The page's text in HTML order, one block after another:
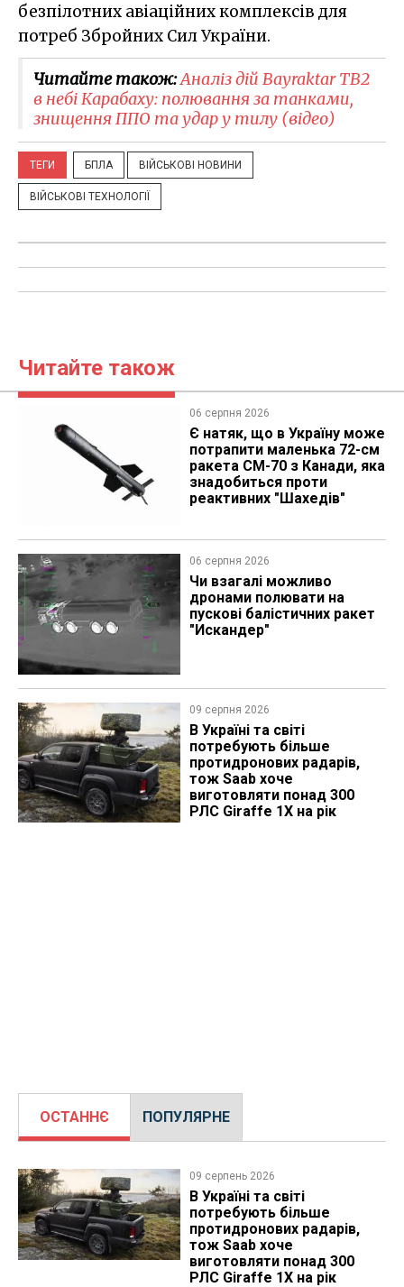
безпілотних авіаційних комплексів для
потреб Збройних Сил України.
Читайте також:Аналіз дій Bayraktar TB2
в небі Карабаху: полювання за танками,
знищення ППО та удар у тилу (відео)
ТЕГИ БПЛА ВІЙСЬКОВІ НОВИНИ
ВІЙСЬКОВІ ТЕХНОЛОГІЇ
Читайте також
06 серпня 2026
Є натяк, що в Україну може
потрапити маленька 72-см
ракета CM-70 з Канади, яка
знадобиться проти
реактивних "Шахедів"
06 серпня 2026
Чи взагалі можливо
дронами полювати на
пускові балістичних ракет
"Искандер"
09 серпня 2026
В Україні та світі
потребують більше
протидронових радарів,
тож Saab хоче
виготовляти понад 300
РЛС Giraffe 1X на рік
ОСТАННЄ ПОПУЛЯРНЕ
09 серпень 2026
В Україні та світі
потребують більше
протидронових радарів,
тож Saab хоче
виготовляти понад 300
РЛС Giraffe 1X на рік